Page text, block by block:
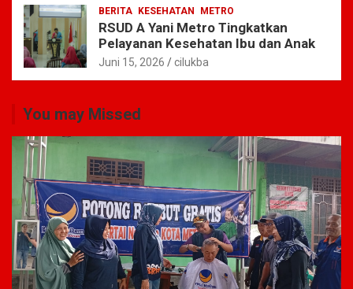
BERITA KESEHATAN METRO
RSUD A Yani Metro Tingkatkan
Pelayanan Kesehatan Ibu dan Anak
Juni 15, 2026 cilukba
You may Missed